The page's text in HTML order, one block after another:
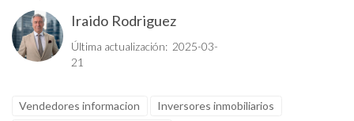
Iraido Rodriguez
Última actualización: 2025-03-
21
Vendedores informacion
Inversores inmobiliarios